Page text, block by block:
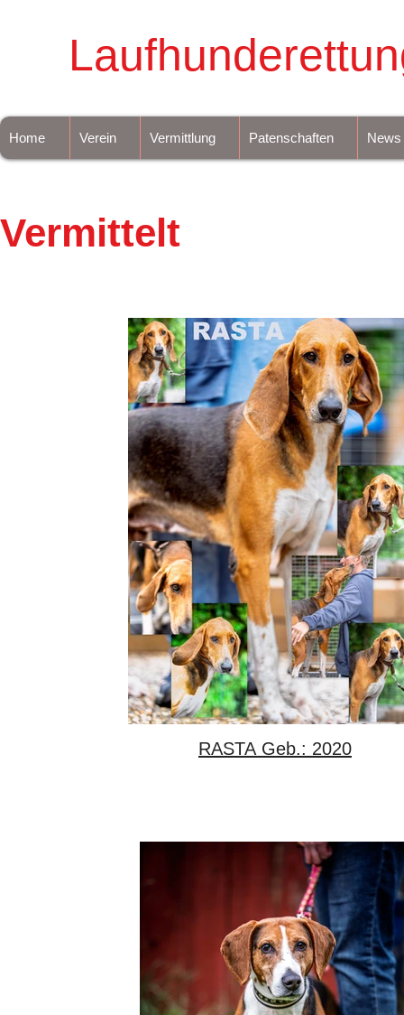
Home Verein Vermittlung Patenschaften News
Vermittelt
RASTA Geb.: 2020